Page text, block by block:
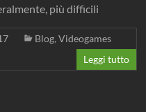
più difficili
Blog,Videogames
Leggi tutto